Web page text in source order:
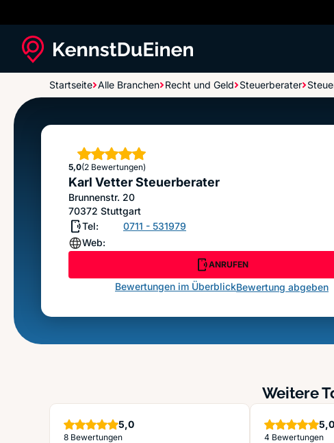
Startseite Alle Branchen Recht und Geld Steuerberater
Karl Vetter Steuerberater
5,0
Sterne
(2 Bewertungen)
Karl Vetter Steuerberater
Brunnenstr. 20
70372 Stuttgart
Tel:
0711 - 531979
Web:
ANRUFEN
Bewertungen im ÜberblickBewertung abgeben
Weitere
5,0Sterne
8 Bewertungen
5,0
4 Bewertungen